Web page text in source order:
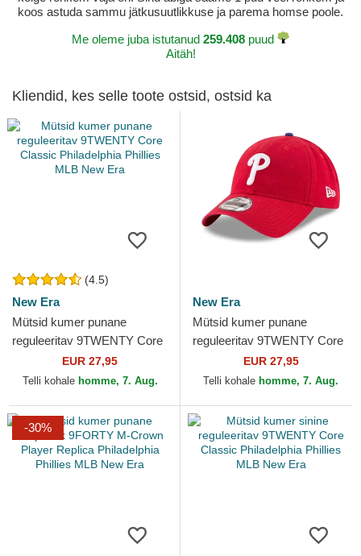
koos astuda sammu jätkusuutlikkuse ja parema homse poole.
Me oleme juba istutanud 259.408 puud
Aitäh!
Kliendid, kes selle toote ostsid, ostsid ka
(4.5)
New Era
Mütsid kumer punane
reguleeritav 9TWENTY Core
Classic Philadelphia Phillies
MLB New Era
EUR 27,95
Telli kohale homme, 7. Aug.
New Era
Mütsid kumer punane
reguleeritav 9TWENTY Core
Classic Philadelphia Phillies
MLB New Era
EUR 27,95
Telli kohale homme, 7. Aug.
-30%